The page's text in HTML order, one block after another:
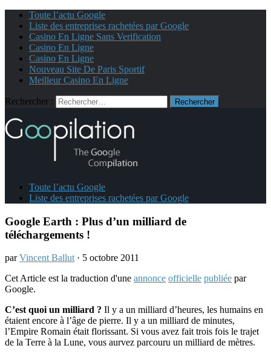
Toute l’actu Google
Liste des entreprises rachetées par Google
Casino En Ligne Sans Verification
Casino En Ligne
Casino En Ligne
Nouveau Site De Paris Sportif
Meilleur Casino En Ligne
Rechercher :
Toute l’actu Google
Liste des entreprises rachetées par Google
Google Earth : Plus d’un milliard de
téléchargements !
parVincent Ballut· 5 octobre 2011
Cet Article est la traduction d'une annonce officielle publiée par
Google.
C’est quoi un milliard ? Il y a un milliard d’heures, les humains en
étaient encore à l’âge de pierre. Il y a un milliard de minutes,
l’Empire Romain était florissant. Si vous avez fait trois fois le trajet
de la Terre à la Lune, vous aurvez parcouru un milliard de mètres.